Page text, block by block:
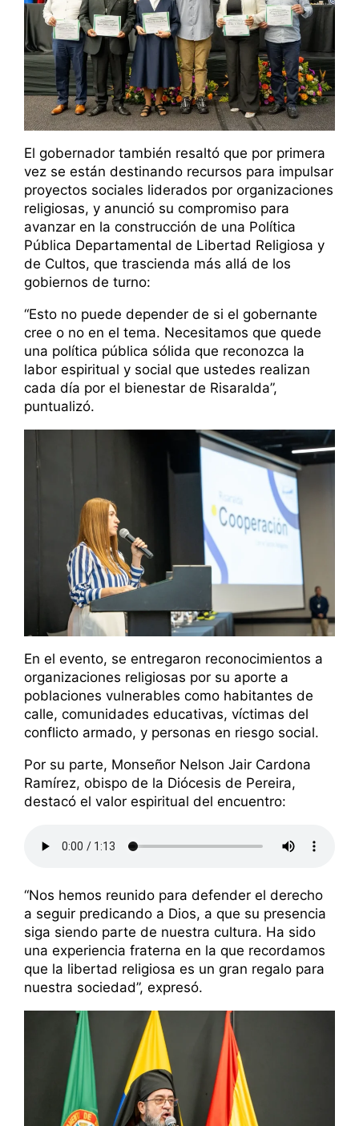
El gobernador también resaltó que por primera
vez se están destinando recursos para impulsar
proyectos sociales liderados por organizaciones
religiosas, y anunció su compromiso para
avanzar en la construcción de una Política
Pública Departamental de Libertad Religiosa y
de Cultos, que trascienda más allá de los
gobiernos de turno:
“Esto no puede depender de si el gobernante
cree o no en el tema. Necesitamos que quede
una política pública sólida que reconozca la
labor espiritual y social que ustedes realizan
cada día por el bienestar de Risaralda”,
puntualizó.
En el evento, se entregaron reconocimientos a
organizaciones religiosas por su aporte a
poblaciones vulnerables como habitantes de
calle, comunidades educativas, víctimas del
conflicto armado, y personas en riesgo social.
Por su parte, Monseñor Nelson Jair Cardona
Ramírez, obispo de la Diócesis de Pereira,
destacó el valor espiritual del encuentro:
“Nos hemos reunido para defender el derecho
a seguir predicando a Dios, a que su presencia
siga siendo parte de nuestra cultura. Ha sido
una experiencia fraterna en la que recordamos
que la libertad religiosa es un gran regalo para
nuestra sociedad”, expresó.